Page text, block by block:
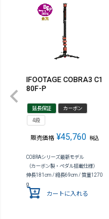
IFOOTAGE COBRA3 C1
80F-P
延長保証
カーボン
4段
販売価格 ¥45,760 税込
COBRAシリーズ最新モデル
（カーボン製・ペダル搭載仕様）
伸長181cm / 縮長69cm / 質量1270
g
カートに入れる